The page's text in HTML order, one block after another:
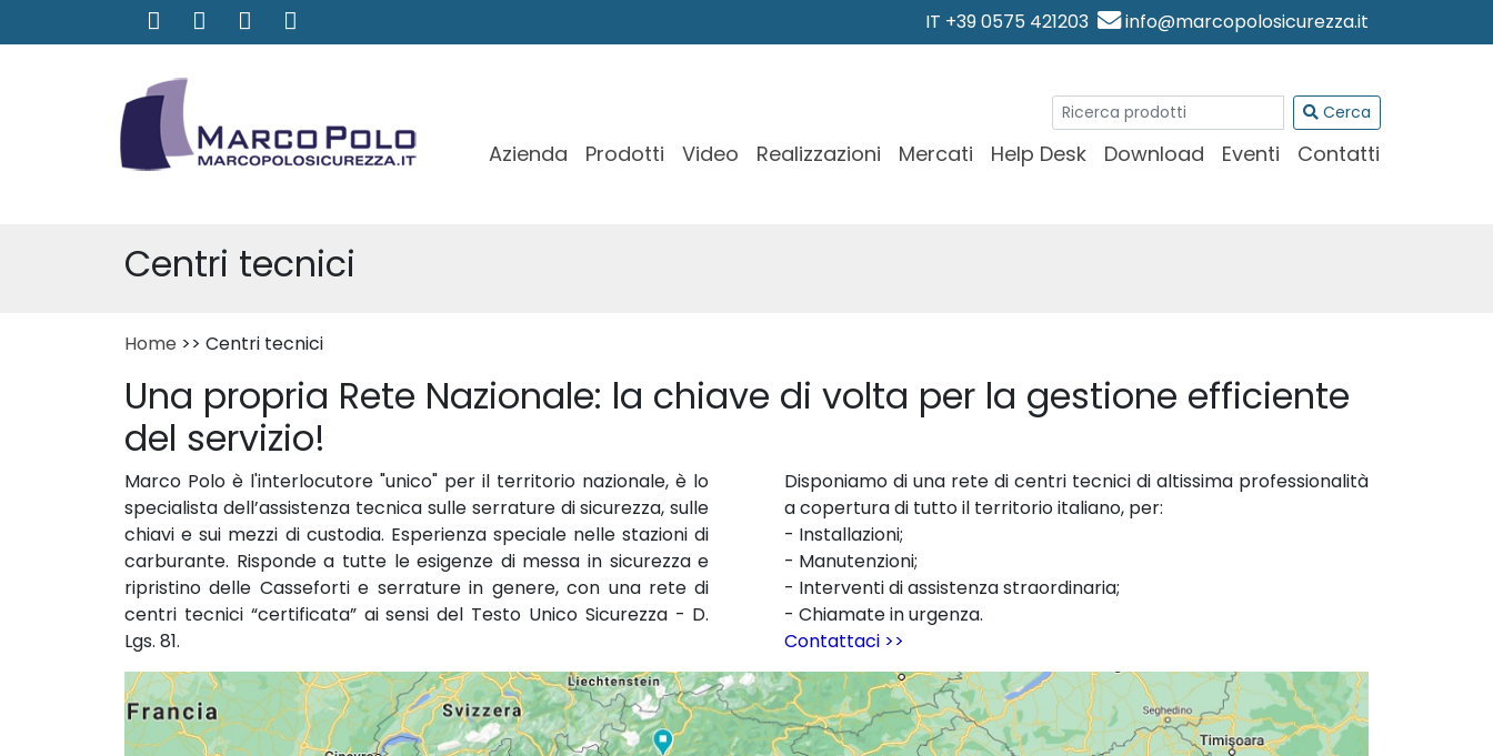
IT +39 0575 421203 info@marcopolosicurezza.it
Azienda Prodotti Video Realizzazioni Mercati Help Desk Download Eventi Contatti
Cerca
Centri tecnici
Home >> Centri tecnici
Una propria Rete Nazionale: la chiave di volta per la gestione efficiente
del servizio!
Marco Polo è l'interlocutore "unico" per il territorio nazionale, è lo
specialista dell’assistenza tecnica sulle serrature di sicurezza, sulle
chiavi e sui mezzi di custodia. Esperienza speciale nelle stazioni di
carburante. Risponde a tutte le esigenze di messa in sicurezza e
ripristino delle Casseforti e serrature in genere, con una rete di
centri tecnici “certificata” ai sensi del Testo Unico Sicurezza - D.
Lgs. 81.
Disponiamo di una rete di centri tecnici di altissima professionalità
a copertura di tutto il territorio italiano, per:
- Installazioni;
- Manutenzioni;
- Interventi di assistenza straordinaria;
- Chiamate in urgenza.
Contattaci >>